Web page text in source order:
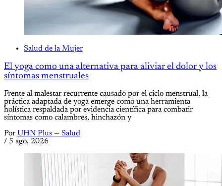
Salud de la Mujer
El yoga como una alternativa para aliviar el dolor y los
síntomas menstruales
Frente al malestar recurrente causado por el ciclo menstrual, la
práctica adaptada de yoga emerge como una herramienta
holística respaldada por evidencia científica para combatir
síntomas como calambres, hinchazón y
Por UHN Plus — Salud
/ 5 ago. 2026